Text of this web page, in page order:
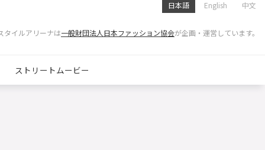
日本語 English 中文
タイルアリーナは一般財団法人日本ファッション協会が企画・運営しています。
ストリートムービー